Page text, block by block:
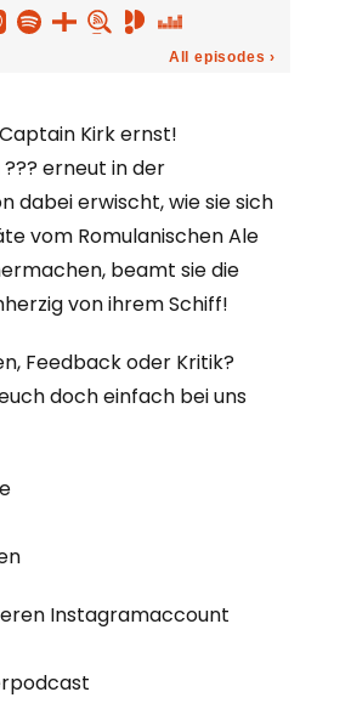
Kirk ernst!
??? erneut in der
dabei erwischt, wie sie sich
vom Romulanischen Ale
beamt sie die
von ihrem Schiff!
Feedback oder Kritik?
doch einfach bei uns
Instagramaccount